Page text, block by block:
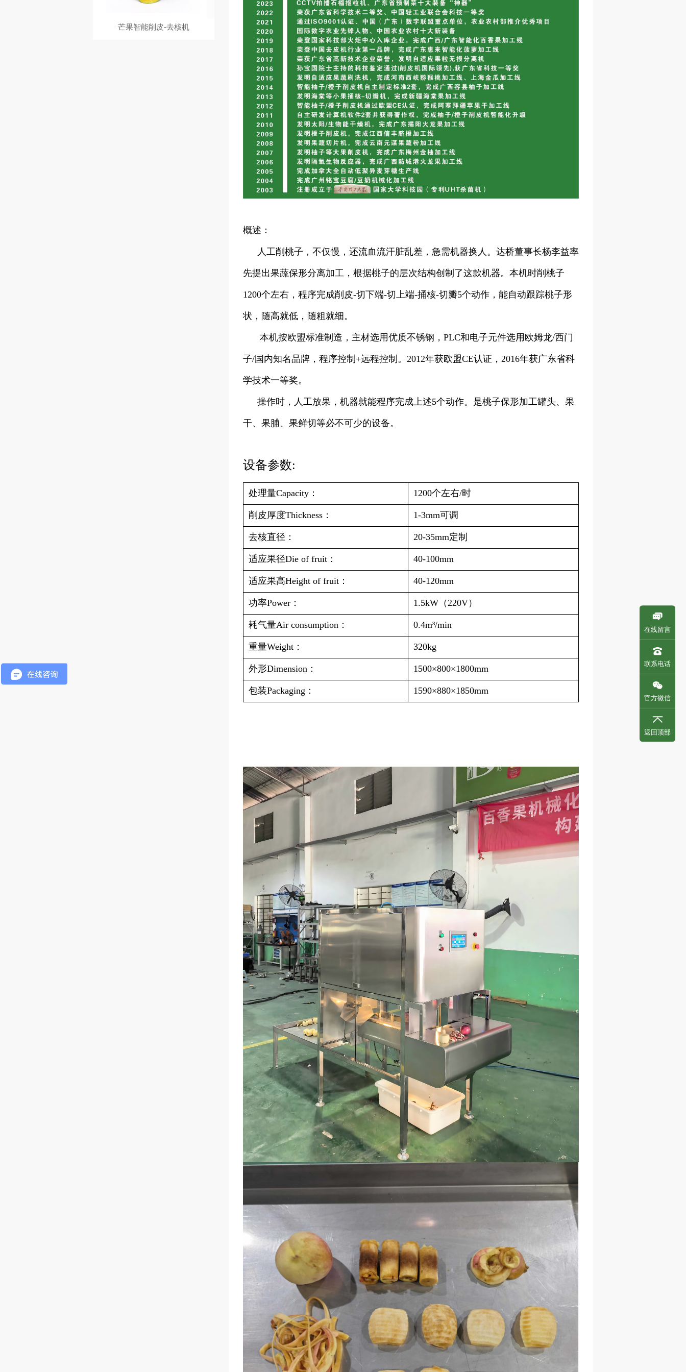
在线留言
联系电话
官方微信
返回顶部
概述：
人工削桃子，不仅慢，还流血流汗脏乱差，急需机器换人。达桥董事长杨李益率
先提出果蔬保形分离加工，根据桃子的层次结构创制了这款机器。本机时削桃子
1200个左右，程序完成削皮-切下端-切上端-捅核-切瓣5个动作，能自动跟踪桃子形
状，随高就低，随粗就细。
本机按欧盟标准制造，主材选用优质不锈钢，PLC和电子元件选用欧姆龙/西门
子/国内知名品牌，程序控制+远程控制。2012年获欧盟CE认证，2016年获广东省科
学技术一等奖。
操作时，人工放果，机器就能程序完成上述5个动作。是桃子保形加工罐头、果
干、果脯、果鲜切等必不可少的设备。
设备参数:
处理量Capacity： 1200个左右/时
削皮厚度Thickness： 1-3mm可调
去核直径： 20-35mm定制
适应果径Die of fruit： 40-100mm
适应果高Height of fruit： 40-120mm
功率Power： 1.5kW（220V）
耗气量Air consumption ： 0.4m³/min
重量Weight： 320kg
外形Dimension： 1500×800×1800mm
包装Packaging ： 1590×880×1850mm
芒果智能削皮-去核机 苹果智能削皮-去核分瓣机 牛油果智能削皮-开瓣机 小菠萝智能削皮-修柄机